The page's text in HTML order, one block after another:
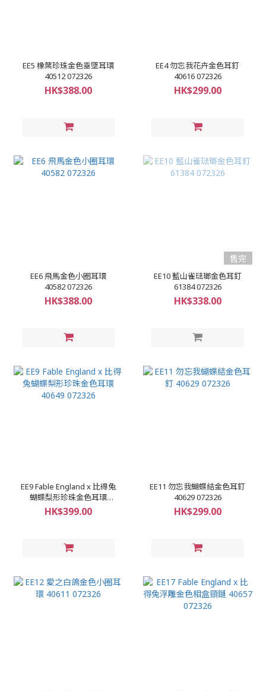
EE5 橡葉珍珠金色垂墜耳環
40512 072326
HK$388.00
EE4 勿忘我花卉金色耳釘
40616 072326
HK$299.00
EE6 飛馬金色小圈耳環
40582 072326
HK$388.00
售完
EE10 藍山雀琺瑯金色耳釘
61384 072326
HK$338.00
EE9 Fable England x 比得兔
蝴蝶梨形珍珠金色耳環
40649 072326
HK$399.00
EE11 勿忘我蝴蝶結金色耳釘
40629 072326
HK$299.00